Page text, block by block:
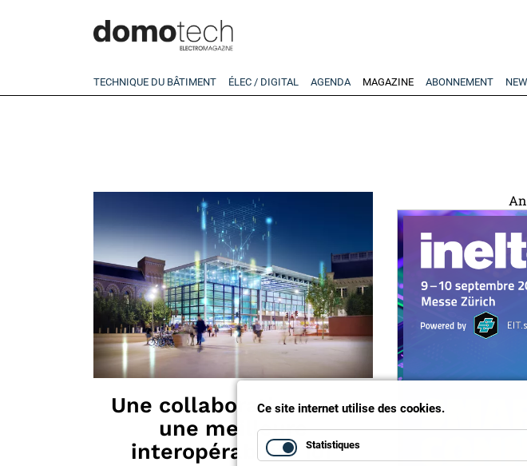
TECHNIQUE DU BÂTIMENT ÉLEC / DIGITAL AGENDA MAGAZINE ABONNEMENT
Une collaboration pour
une meilleure
interopérabilité IoT
Ce site internet utilise des cookies.
Statistiques